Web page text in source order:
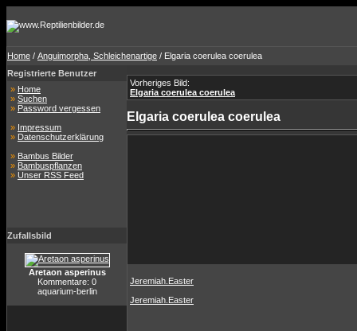
Home / Anguimorpha, Schleichenartige / Elgaria coerulea coerulea
Registrierte Benutzer
» Home
» Suchen
» Password vergessen
» Impressum
» Datenschutzerklärung
» Bambus Bilder
» Bambuspflanzen
» Unser RSS Feed
Zufallsbild
Aretaon asperinus
Kommentare: 0
aquarium-berlin
Vorheriges Bild:
Elgaria coerulea coerulea
Elgaria coerulea coerulea
Jeremiah.Easter
Jeremiah.Easter